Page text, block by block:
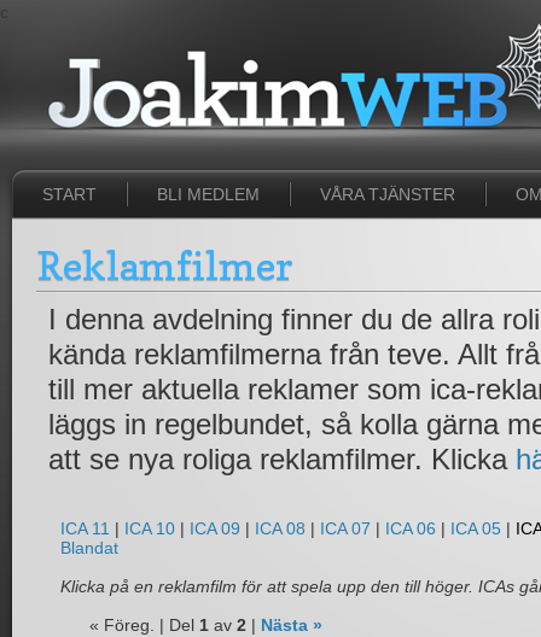
c
START BLI MEDLEM VÅRA TJÄNSTER
Reklamfilmer
I denna avdelning finner du de allra
kända reklamfilmerna från teve. Allt
till mer aktuella reklamer som ica-
läggs in regelbundet, så kolla gärna
att se nya roliga reklamfilmer. Klicka
ICA 11 | ICA 10 | ICA 09 | ICA 08 | ICA 07 | ICA 06 | ICA 05 |
Blandat
Klicka på en reklamfilm för att spela upp den till höger. ICAs
« Föreg. | Del 1av 2 | Nästa »